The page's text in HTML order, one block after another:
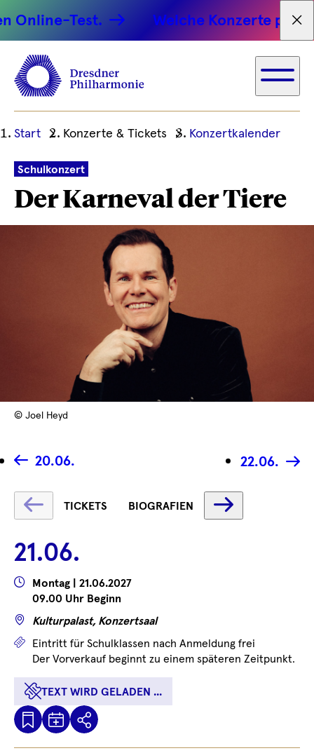
Test. Welche Konzerte passen zu
Ihre
Position
Start Konzerte & Tickets Konzertkalender
Schulkonzert
Der Karneval der Tiere
© Joel Heyd
20.06. 22.06.
Text
wird
geladen
...
TICKETS BIOGRAFIEN
wird
21.06.
Wann
Montag | 21.06.2027
09.00 Uhr Beginn
WoKulturpalast, Konzertsaal
Preise
Eintritt für Schulklassen nach Anmeldung frei
Der Vorverkauf beginnt zu einem späteren Zeitpunkt.
TEXT WIRD GELADEN ...
Text
wird
Kalenderdatei
Teilen